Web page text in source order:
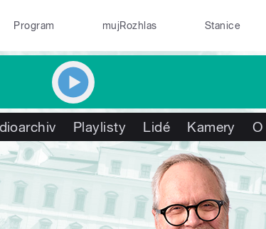
Program mujRozhlas Stanice
Playlisty Lidé Kamery O